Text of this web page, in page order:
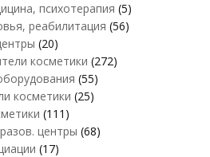
психотерапия (5)
реабилитация (56)
(20)
косметики (272)
(55)
косметики (25)
(111)
центры (68)
(17)